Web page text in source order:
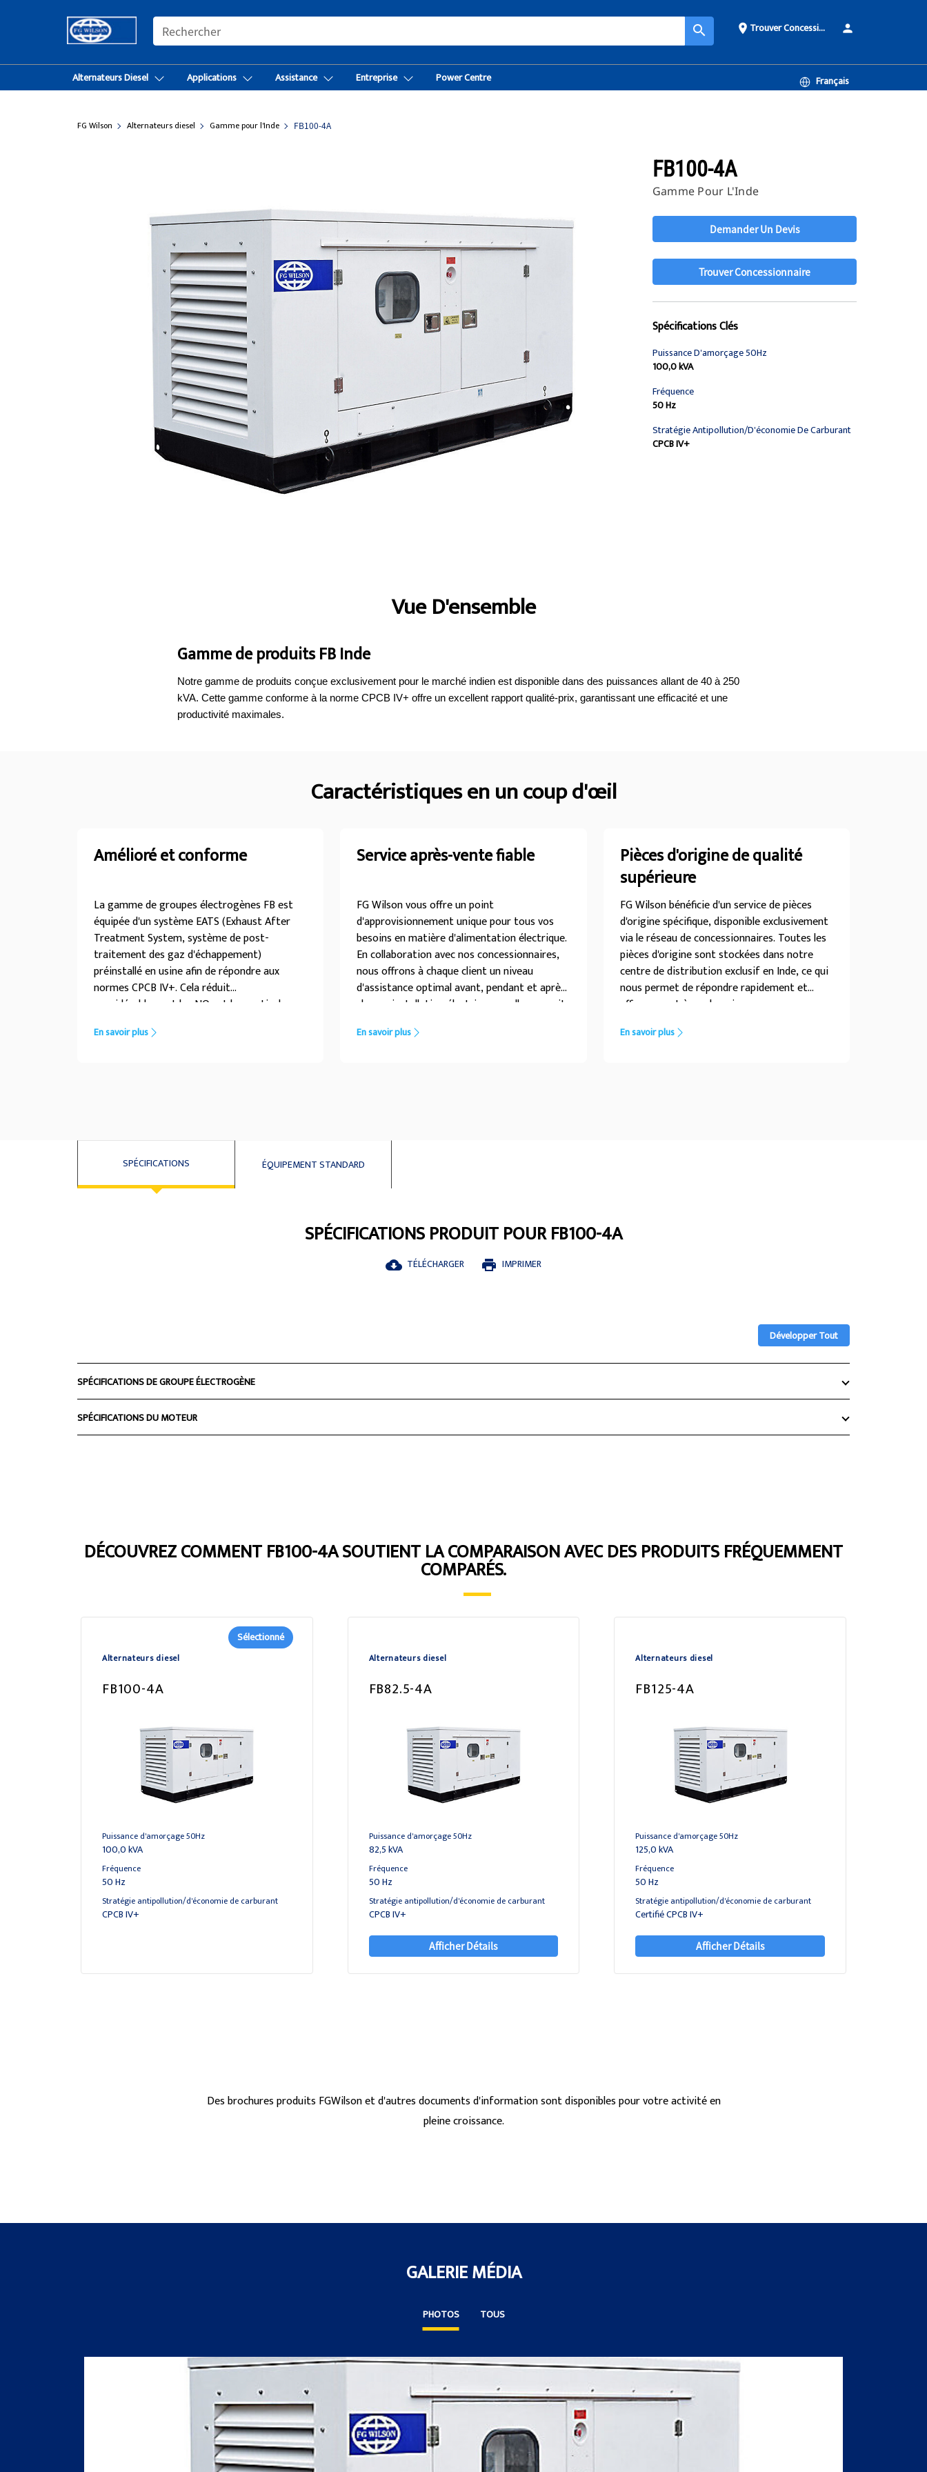
SEARCH search place Trouver Concessionnaireperson
Alternateurs Diesel Applications Assistance Entreprise Power Centre Français
FG Wilson Alternateurs diesel Gamme pour l'Inde FB100-4A
FB100-4A
Gamme Pour L'Inde
Demander Un Devis
Trouver Concessionnaire
Spécifications Clés
Puissance D'amorçage 50Hz
100,0 kVA
Fréquence
50 Hz
Stratégie Antipollution/d'économie De Carburant
CPCB IV+
Spécifications Présentation
Vue D'ensemble
Gamme de produits FB Inde
Notre gamme de produits conçue exclusivement pour le marché indien est disponible dans des puissances allant de 40 à 250
kVA. Cette gamme conforme à la norme CPCB IV+ offre un excellent rapport qualité-prix, garantissant une efficacité et une
productivité maximales.
Caractéristiques en un coup d'œil
Amélioré et conforme
La gamme de groupes électrogènes FB est
équipée d'un système EATS (Exhaust After
Treatment System, système de post-
traitement des gaz d'échappement)
préinstallé en usine afin de répondre aux
normes CPCB IV+. Cela réduit
considérablement les NOx et les particules
de respecter les limites prescrites par
En savoir plus
Service après-vente fiable
FG Wilson vous offre un point
d'approvisionnement unique pour tous vos
besoins en matière d'alimentation électrique.
En collaboration avec nos concessionnaires,
nous offrons à chaque client un niveau
d'assistance optimal avant, pendant et après
chaque installation électrique, quelle que soit
En savoir plus
Pièces d'origine de qualité
supérieure
FG Wilson bénéficie d'un service de pièces
d'origine spécifique, disponible exclusivement
via le réseau de concessionnaires. Toutes les
pièces d'origine sont stockées dans notre
centre de distribution exclusif en Inde, ce qui
nous permet de répondre rapidement et
efficacement à vos besoins.
En savoir plus
SPÉCIFICATIONS ÉQUIPEMENT STANDARD
SPÉCIFICATIONS PRODUIT POUR FB100-4A
cloud_download TÉLÉCHARGER print IMPRIMER
Développer Tout
SPÉCIFICATIONS DE GROUPE ÉLECTROGÈNE
SPÉCIFICATIONS DU MOTEUR
DÉCOUVREZ COMMENT FB100-4A SOUTIENT LA COMPARAISON AVEC DES PRODUITS FRÉQUEMMENT
COMPARÉS.
Alternateurs diesel
Sélectionné
FB100-4A
Puissance d'amorçage 50Hz
100,0 kVA
Fréquence
50 Hz
Stratégie antipollution/d'économie de carburant
CPCB IV+
Alternateurs diesel
FB82.5-4A
Puissance d'amorçage 50Hz
82,5 kVA
Fréquence
50 Hz
Stratégie antipollution/d'économie de carburant
CPCB IV+
Afficher Détails
Alternateurs diesel
FB125-4A
Puissance d'amorçage 50Hz
125,0 kVA
Fréquence
50 Hz
Stratégie antipollution/d'économie de carburant
Certifié CPCB IV+
Afficher Détails
Des brochures produits FGWilson et d'autres documents d'information sont disponibles pour votre activité en
pleine croissance.
GALERIE MÉDIA
PHOTOS TOUS